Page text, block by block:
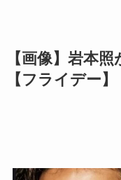
【画像】岩本
【フライデー】